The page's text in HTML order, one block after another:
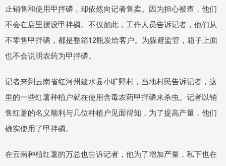
止销售和使用甲拌磷，却依然向记者售卖。因为担心被查，他们
不会在店里摆设甲拌磷。不仅如此，工作人员告诉记者，他们从
不零售甲拌磷，都是整箱12瓶发给客户。为躲避监管，箱子上面
也不会说明农药为甲拌磷。
记者来到云南省红河州建水县小旷野村，当地村民告诉记者，这
里的一些红薯种植户就在使用含毒农药甲拌磷来杀虫。记者以销
售红薯的名义顺利与几位种植户见面得知，为了提高产量，他们
确实使用了甲拌磷。
在云南种植红薯的万总也告诉记者，他为了增加产量，私下也在